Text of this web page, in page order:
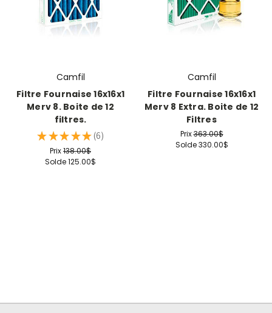
Camfil
Filtre Fournaise 16x16x1
Merv 8. Boite de 12
filtres.
★ ★ ★ ★ ★ 6
6
Prix138.00$
Solde125.00$
Camfil
Filtre Fournaise 16x16x1
Merv 8 Extra. Boite de 12
Filtres
Prix363.00$
Solde330.00$